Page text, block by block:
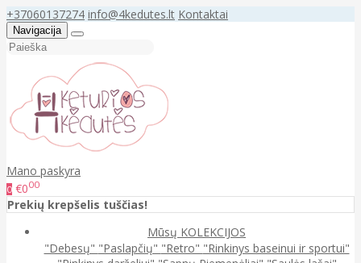
+37060137274 info@4kedutes.lt Kontaktai
Navigacija
Mano paskyra
0 €000
Prekių krepšelis tuščias!
Mūsų KOLEKCIJOS
"Debesų" "Paslapčių" "Retro" "Rinkinys baseinui ir sportui"